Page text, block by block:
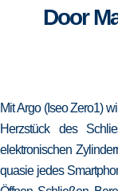
Door
Mit Argo (Iseo Zero1)
Herzstück des
elektronischen
quasie jedes